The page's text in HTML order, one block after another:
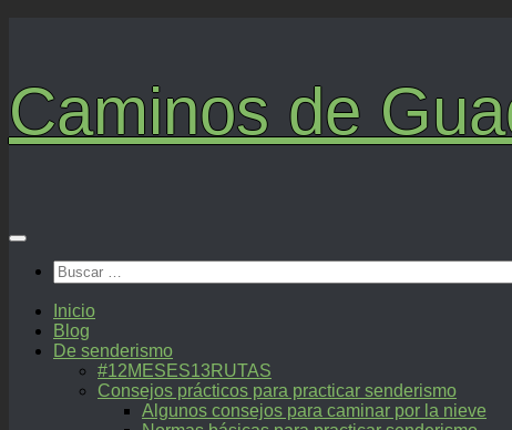
Caminos de
Buscar:
Inicio
Blog
De senderismo
#12MESES13RUTAS
Consejos prácticos para practicar senderismo
Algunos consejos para caminar por la nieve